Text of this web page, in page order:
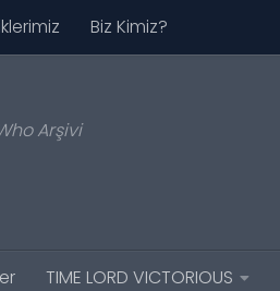
Biz Kimiz?
Arşivi
TIME LORD VICTORIOUS